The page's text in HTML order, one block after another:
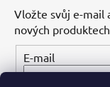
Vložte svůj e-mail
nových
E-mail